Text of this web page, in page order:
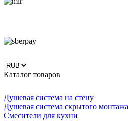
Каталог товаров
Душевая система на стену
Душевая система скрытого монтажа
Смесители для кухни